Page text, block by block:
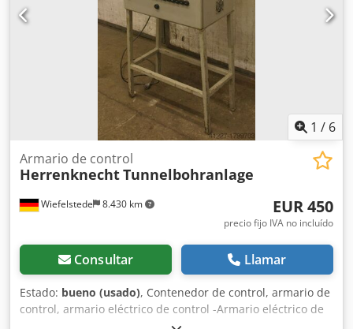
1 / 6
Wiefelstede 8.430 km
Armario de control
HerrenknechtTunnelbohranlage
EUR 450
precio fijo IVA no incluído
Consultar Llamar
Estado: bueno (usado), Contenedor de control, armario de
control, armario eléctrico de control -Armario eléctrico de
control para avance de túneles -Proviene de la empresa